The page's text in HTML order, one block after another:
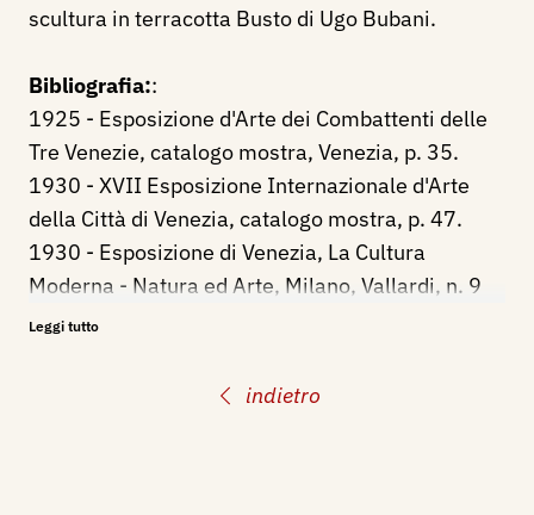
indietro
scultura in terracotta Busto di Ugo Bubani.
Bibliografia::
1925 - Esposizione d'Arte dei Combattenti delle
Tre Venezie, catalogo mostra, Venezia, p. 35.
1930 - XVII Esposizione Internazionale d'Arte
della Città di Venezia, catalogo mostra, p. 47.
1930 - Esposizione di Venezia, La Cultura
Moderna - Natura ed Arte, Milano, Vallardi, n. 9
settembre, p. 541.
Internazionali d’Arte 1895-1995, Venezia,
Leggi tutto